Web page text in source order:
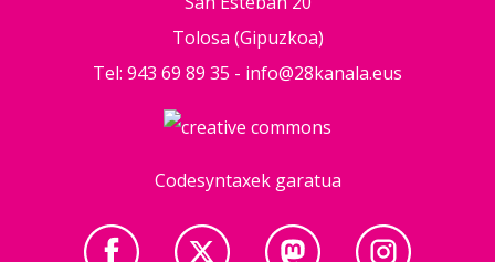
Tolosa (Gipuzkoa)
Tel: 943 69 89 35 - info@28kanala.eus
Codesyntaxek garatua